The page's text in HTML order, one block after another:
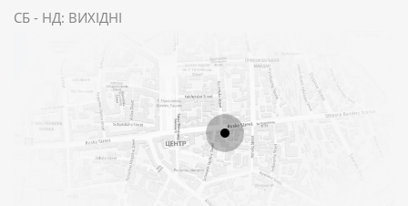
СБ - НД: ВИХІДНІ